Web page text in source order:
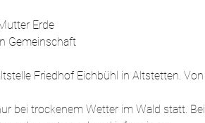
Erde
Gemeinschaft
Friedhof Eichbühl in Altstetten.
bei trockenem Wetter im Wald statt.